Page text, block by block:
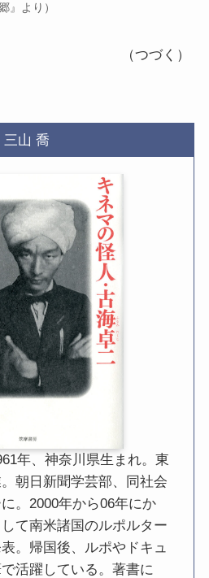
』より）
（つづく）
三山 喬
年、神奈川県生まれ。東
朝日新聞学芸部、同社会
。2000年から06年にか
て南米諸国のルポルター
。帰国後、ルポやドキュ
活躍している。著書に